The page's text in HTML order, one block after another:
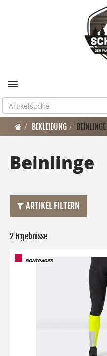
Toggle navigation
BEKLEIDUNG BEINLINGE
Beinlinge
ARTIKEL FILTERN
2 Ergebnisse